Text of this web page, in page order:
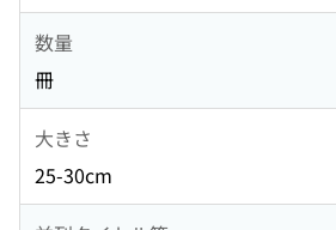
数量
冊
大きさ
25-30cm